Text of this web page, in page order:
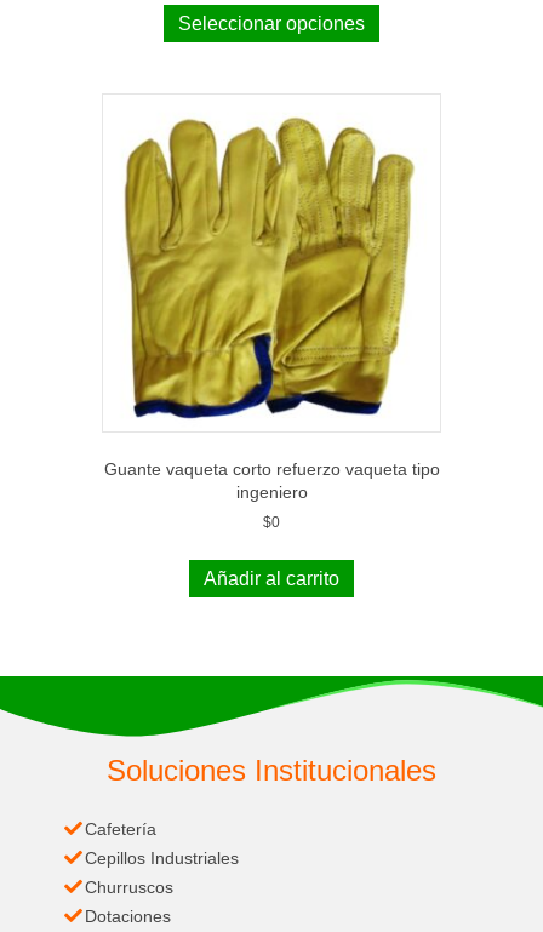
Seleccionar opciones
Guante vaqueta corto refuerzo vaqueta tipo
ingeniero
$0
Añadir al carrito
Soluciones Institucionales
Cafetería
Cepillos Industriales
Churruscos
Dotaciones